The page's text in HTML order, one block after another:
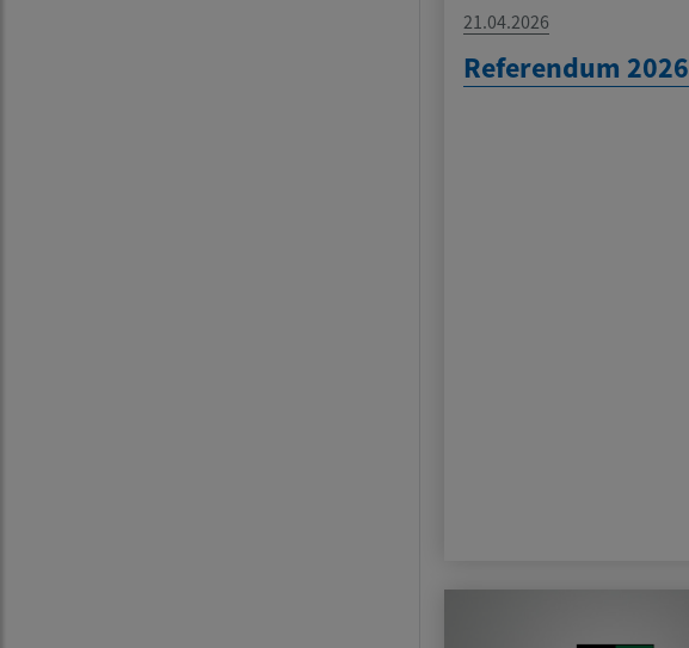
21.04.2026
Referendum 2026